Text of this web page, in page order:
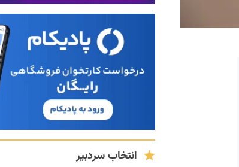
انتخاب سردبیر